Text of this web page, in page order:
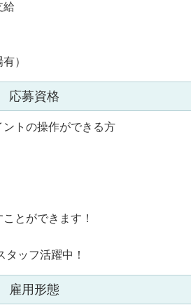
給
）
応募資格
トの操作ができる方
とができます！
タッフ活躍中！
雇用形態